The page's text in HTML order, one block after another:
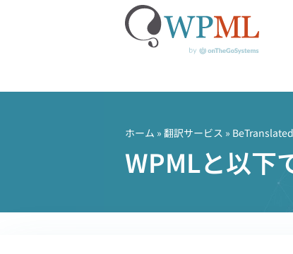
キ
ホーム » 翻訳サービス » BeTranslated
WPMLと以下